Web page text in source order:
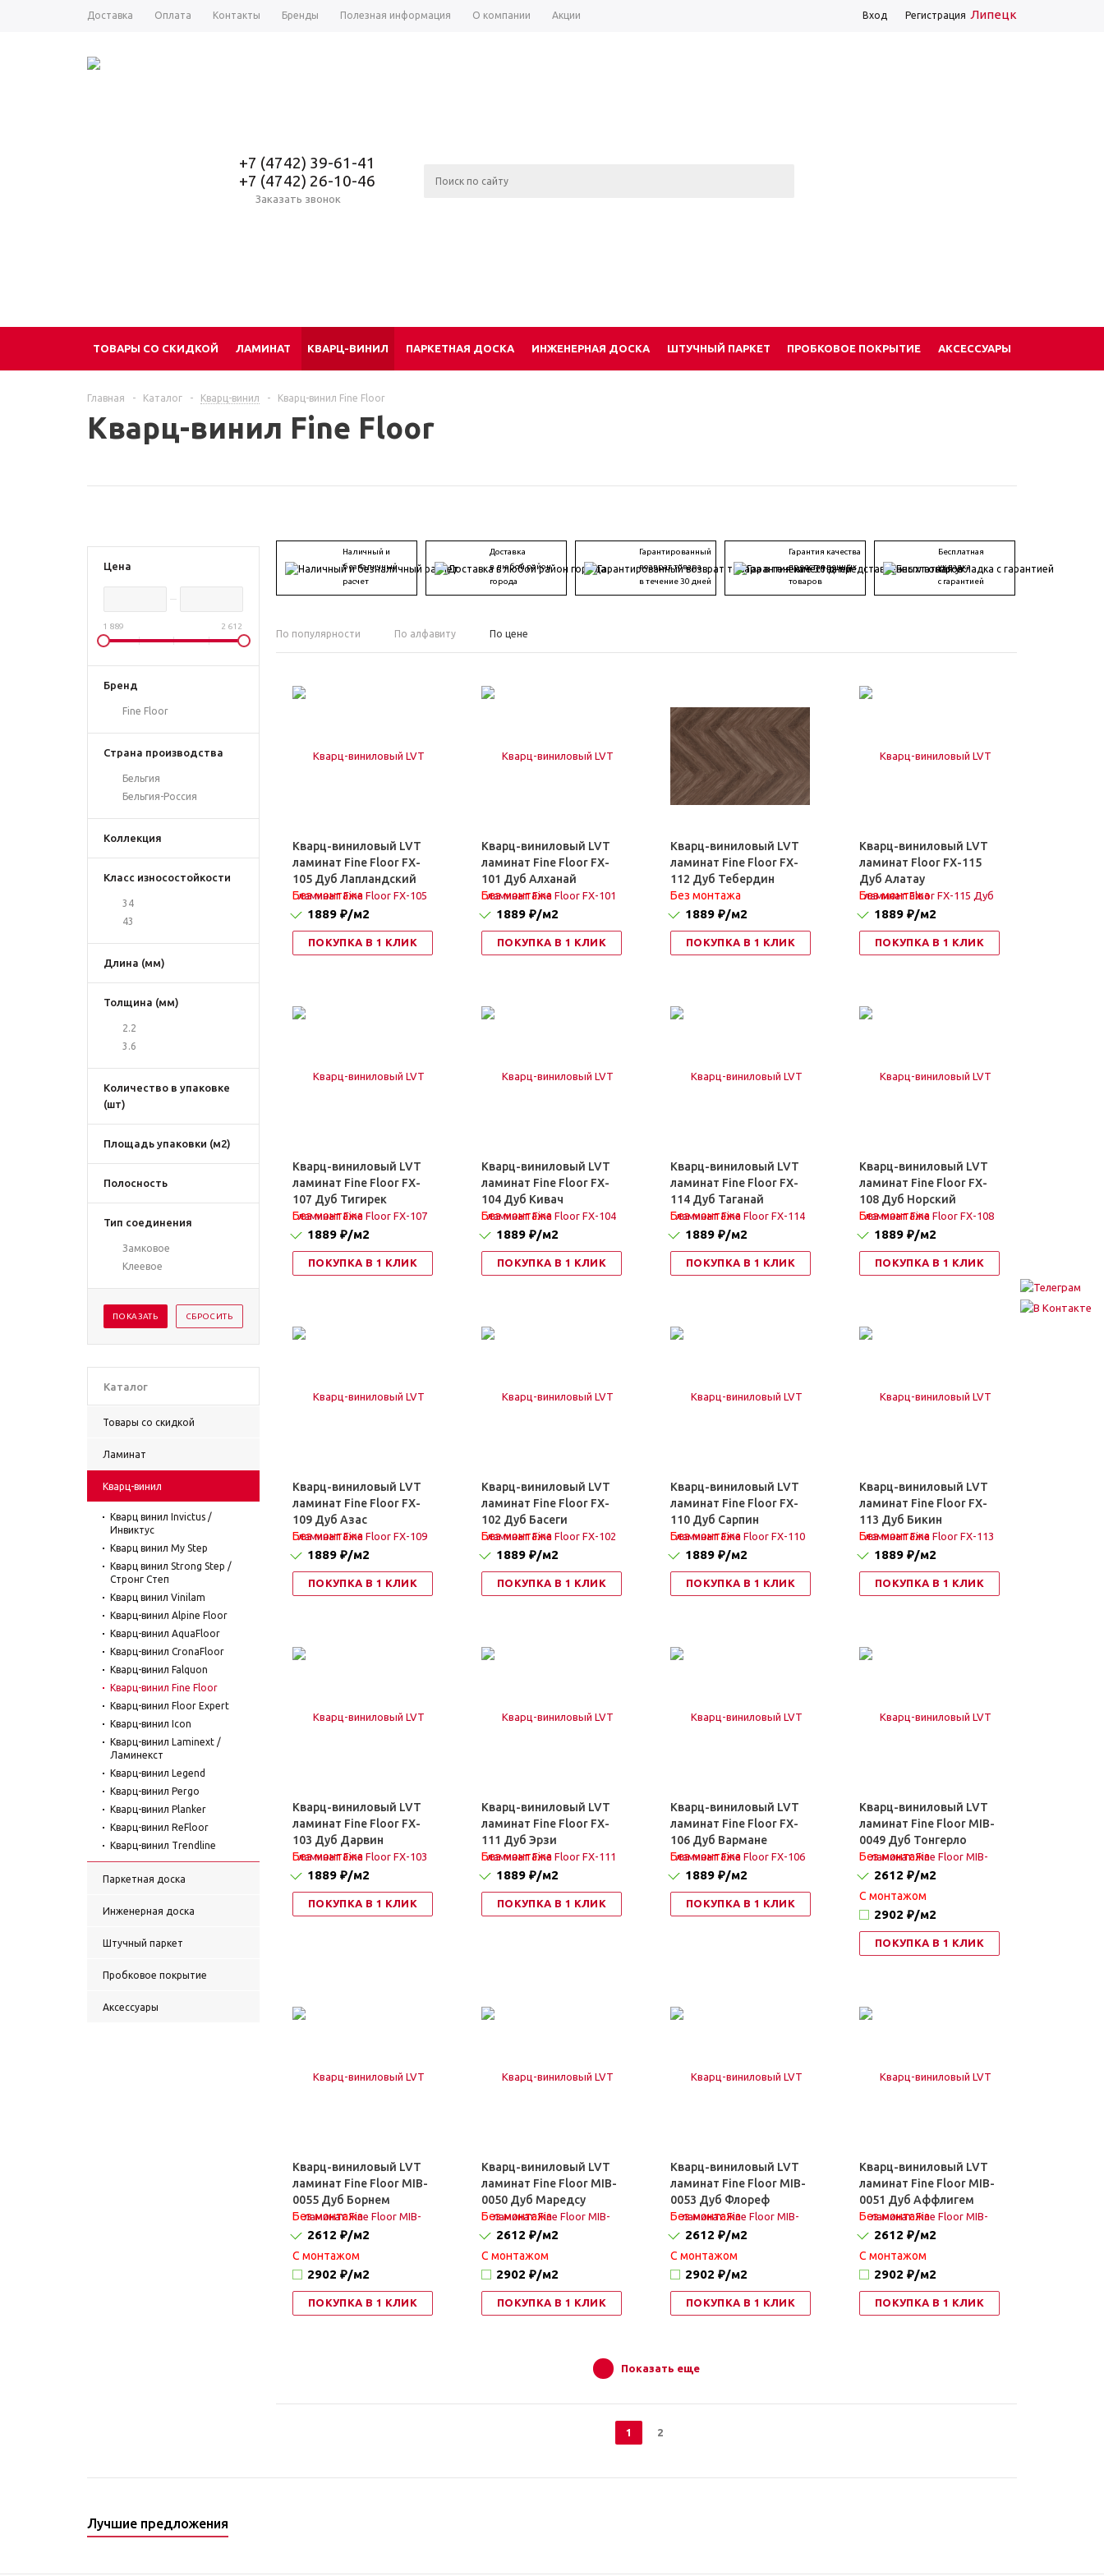
Доставка Оплата Контакты Бренды Полезная информация О компании Акции Липецк
Вход Регистрация
+7 (4742) 39-61-41
+7 (4742) 26-10-46
Заказать звонок
ТОВАРЫ СО СКИДКОЙ ЛАМИНАТ КВАРЦ-ВИНИЛ ПАРКЕТНАЯ ДОСКА ИНЖЕНЕРНАЯ ДОСКА ШТУЧНЫЙ ПАРКЕТ ПРОБКОВОЕ ПОКРЫТИЕ АКСЕССУАРЫ
Главная - Каталог - Кварц-винил - Кварц-винил Fine Floor
Кварц-винил Fine Floor
Цена
1 889 2 612
Бренд
Fine Floor
Страна производства
Бельгия
Бельгия-Россия
Коллекция
Класс износостойкости
34
43
Длина (мм)
Толщина (мм)
2.2
3.6
Количество в упаковке
(шт)
Площадь упаковки (м2)
Полосность
Тип соединения
Замковое
Клеевое
Каталог
Товары со скидкой
Ламинат
Кварц-винил
Кварц винил Invictus /
Инвиктус
Кварц винил My Step
Кварц винил Strong Step /
Стронг Степ
Кварц винил Vinilam
Кварц-винил Alpine Floor
Кварц-винил AquaFloor
Кварц-винил CronaFloor
Кварц-винил Falquon
Кварц-винил Fine Floor
Кварц-винил Floor Expert
Кварц-винил Icon
Кварц-винил Laminext /
Ламинекст
Кварц-винил Legend
Кварц-винил Pergo
Кварц-винил Planker
Кварц-винил ReFloor
Кварц-винил Trendline
Паркетная доска
Инженерная доска
Штучный паркет
Пробковое покрытие
Аксессуары
Наличный и
безналичный
расчет
Доставка
в любой район
города
Гарантированный
возврат товара
в течение 30 дней
Гарантия качества
представленных
товаров
Бесплатная
укладка
с гарантией
По популярности По алфавиту По цене
Кварц-виниловый LVT
ламинат Fine Floor FX-
105 Дуб Лапландский
Без монтажа
1889 ₽/м2
ПОКУПКА В 1 КЛИК
Кварц-виниловый LVT
ламинат Fine Floor FX-
101 Дуб Алханай
Без монтажа
1889 ₽/м2
ПОКУПКА В 1 КЛИК
Кварц-виниловый LVT
ламинат Fine Floor FX-
112 Дуб Тебердин
Без монтажа
1889 ₽/м2
ПОКУПКА В 1 КЛИК
Кварц-виниловый LVT
ламинат Floor FX-115
Дуб Алатау
Без монтажа
1889 ₽/м2
ПОКУПКА В 1 КЛИК
Кварц-виниловый LVT
ламинат Fine Floor FX-
107 Дуб Тигирек
Без монтажа
1889 ₽/м2
ПОКУПКА В 1 КЛИК
Кварц-виниловый LVT
ламинат Fine Floor FX-
104 Дуб Кивач
Без монтажа
1889 ₽/м2
ПОКУПКА В 1 КЛИК
Кварц-виниловый LVT
ламинат Fine Floor FX-
114 Дуб Таганай
Без монтажа
1889 ₽/м2
ПОКУПКА В 1 КЛИК
Кварц-виниловый LVT
ламинат Fine Floor FX-
108 Дуб Норский
Без монтажа
1889 ₽/м2
ПОКУПКА В 1 КЛИК
Кварц-виниловый LVT
ламинат Fine Floor FX-
109 Дуб Азас
Без монтажа
1889 ₽/м2
ПОКУПКА В 1 КЛИК
Кварц-виниловый LVT
ламинат Fine Floor FX-
102 Дуб Басеги
Без монтажа
1889 ₽/м2
ПОКУПКА В 1 КЛИК
Кварц-виниловый LVT
ламинат Fine Floor FX-
110 Дуб Сарпин
Без монтажа
1889 ₽/м2
ПОКУПКА В 1 КЛИК
Кварц-виниловый LVT
ламинат Fine Floor FX-
113 Дуб Бикин
Без монтажа
1889 ₽/м2
ПОКУПКА В 1 КЛИК
Кварц-виниловый LVT
ламинат Fine Floor FX-
103 Дуб Дарвин
Без монтажа
1889 ₽/м2
ПОКУПКА В 1 КЛИК
Кварц-виниловый LVT
ламинат Fine Floor FX-
111 Дуб Эрзи
Без монтажа
1889 ₽/м2
ПОКУПКА В 1 КЛИК
Кварц-виниловый LVT
ламинат Fine Floor FX-
106 Дуб Вармане
Без монтажа
1889 ₽/м2
ПОКУПКА В 1 КЛИК
Кварц-виниловый LVT
ламинат Fine Floor MIB-
0049 Дуб Тонгерло
Без монтажа
2612 ₽/м2
C монтажом
2902 ₽/м2
ПОКУПКА В 1 КЛИК
Кварц-виниловый LVT
ламинат Fine Floor MIB-
0055 Дуб Борнем
Без монтажа
2612 ₽/м2
C монтажом
2902 ₽/м2
ПОКУПКА В 1 КЛИК
Кварц-виниловый LVT
ламинат Fine Floor MIB-
0050 Дуб Маредсу
Без монтажа
2612 ₽/м2
C монтажом
2902 ₽/м2
ПОКУПКА В 1 КЛИК
Кварц-виниловый LVT
ламинат Fine Floor MIB-
0053 Дуб Флореф
Без монтажа
2612 ₽/м2
C монтажом
2902 ₽/м2
ПОКУПКА В 1 КЛИК
Кварц-виниловый LVT
ламинат Fine Floor MIB-
0051 Дуб Аффлигем
Без монтажа
2612 ₽/м2
C монтажом
2902 ₽/м2
ПОКУПКА В 1 КЛИК
Показать еще
1 2
Лучшие предложения